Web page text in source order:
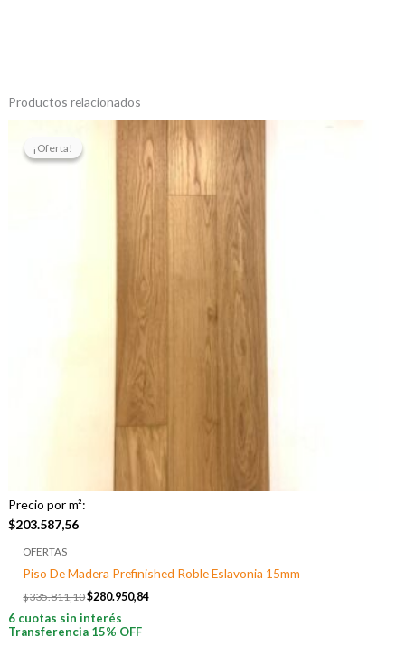
Productos relacionados
¡Oferta!
Precio por m²:
$203.587,56
¡Oferta!
OFERTAS
Piso De Madera Prefinished Roble Eslavonia 15mm
$335.811,10
$335.811,10.
$280.950,84
precio
actual
es:
$280.950,84.
6 cuotas sin interés
Transferencia 15% OFF